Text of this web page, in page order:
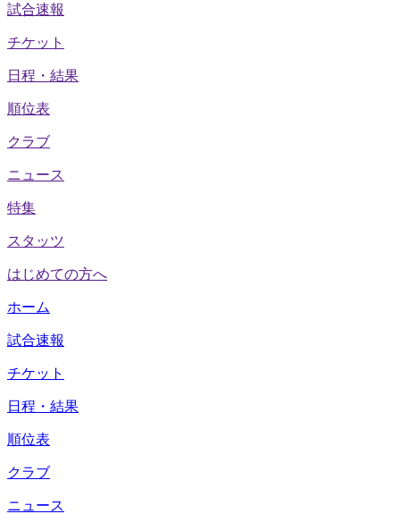
試合速報
チケット
日程・結果
順位表
クラブ
ニュース
特集
スタッツ
はじめての方へ
ホーム
試合速報
チケット
日程・結果
順位表
クラブ
ニュース